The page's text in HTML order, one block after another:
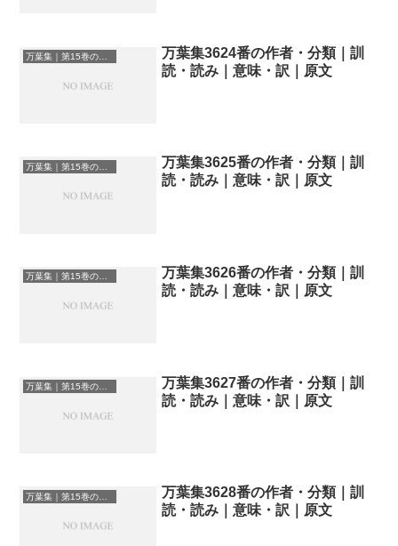
万葉集｜第15巻の和歌一覧
万葉集3624番の作者・分類｜訓
読・読み｜意味・訳｜原文
万葉集｜第15巻の和歌一覧
万葉集3625番の作者・分類｜訓
読・読み｜意味・訳｜原文
万葉集｜第15巻の和歌一覧
万葉集3626番の作者・分類｜訓
読・読み｜意味・訳｜原文
万葉集｜第15巻の和歌一覧
万葉集3627番の作者・分類｜訓
読・読み｜意味・訳｜原文
万葉集｜第15巻の和歌一覧
万葉集3628番の作者・分類｜訓
読・読み｜意味・訳｜原文